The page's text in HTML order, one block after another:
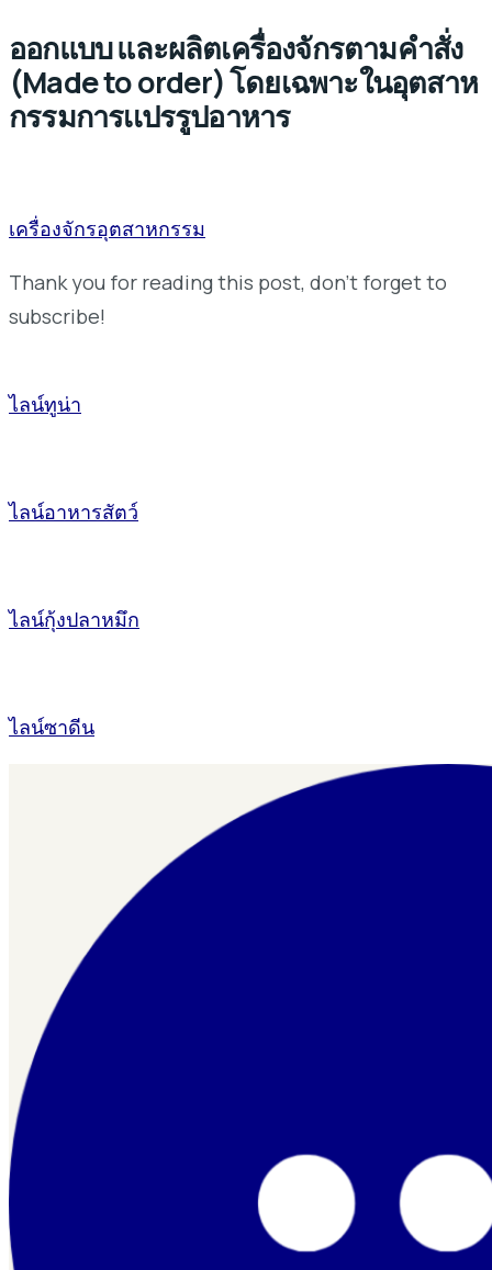
ออกแบบ และผลิตเครื่องจักรตามคำสั่ง
(Made to order) โดยเฉพาะในอุตสาห
กรรมการเเปรรูปอาหาร
เครื่องจักรอุตสาหกรรม
Thank you for reading this post, don't forget to
subscribe!
ไลน์ทูน่า
ไลน์อาหารสัตว์
ไลน์กุ้งปลาหมึก
ไลน์ซาดีน